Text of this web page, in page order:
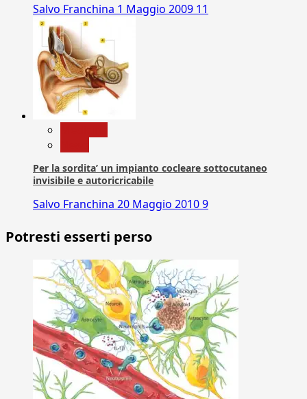
Salvo Franchina 1 Maggio 2009 11
Per la sordita’ un impianto cocleare sottocutaneo
invisibile e autoricricabile
Salvo Franchina 20 Maggio 20109
Potresti esserti perso